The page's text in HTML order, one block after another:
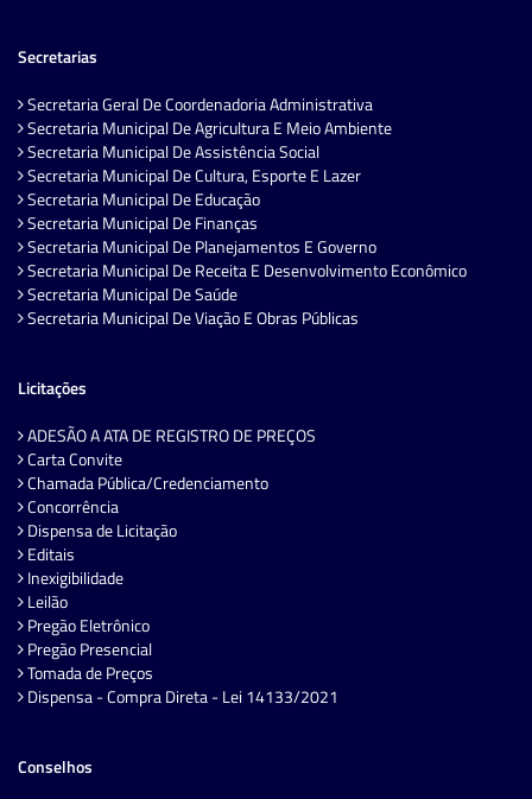
Secretarias
Secretaria Geral De Coordenadoria Administrativa
Secretaria Municipal De Agricultura E Meio Ambiente
Secretaria Municipal De Assistência Social
Secretaria Municipal De Cultura, Esporte E Lazer
Secretaria Municipal De Educação
Secretaria Municipal De Finanças
Secretaria Municipal De Planejamentos E Governo
Secretaria Municipal De Receita E Desenvolvimento Econômico
Secretaria Municipal De Saúde
Secretaria Municipal De Viação E Obras Públicas
Licitações
ADESÃO A ATA DE REGISTRO DE PREÇOS
Carta Convite
Chamada Pública/Credenciamento
Concorrência
Dispensa de Licitação
Editais
Inexigibilidade
Leilão
Pregão Eletrônico
Pregão Presencial
Tomada de Preços
Dispensa - Compra Direta - Lei 14133/2021
Conselhos